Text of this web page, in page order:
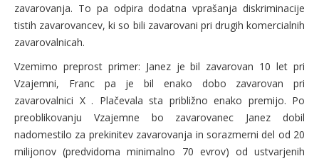
zavarovanja. To pa odpira dodatna vprašanja diskriminacije
tistih zavarovancev, ki so bili zavarovani pri drugih komercialnih
zavarovalnicah.
Vzemimo preprost primer: Janez je bil zavarovan 10 let pri
Vzajemni, Franc pa je bil enako dobo zavarovan pri
zavarovalnici X . Plačevala sta približno enako premijo. Po
preoblikovanju Vzajemne bo zavarovanec Janez dobil
nadomestilo za prekinitev zavarovanja in sorazmerni del od 20
milijonov (predvidoma minimalno 70 evrov) od ustvarjenih